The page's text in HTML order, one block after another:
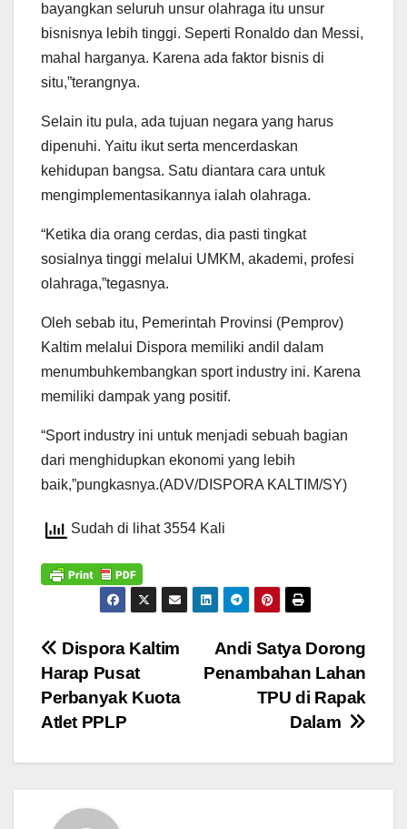
bayangkan seluruh unsur olahraga itu unsur
bisnisnya lebih tinggi. Seperti Ronaldo dan Messi,
mahal harganya. Karena ada faktor bisnis di
situ,”terangnya.
Selain itu pula, ada tujuan negara yang harus
dipenuhi. Yaitu ikut serta mencerdaskan
kehidupan bangsa. Satu diantara cara untuk
mengimplementasikannya ialah olahraga.
“Ketika dia orang cerdas, dia pasti tingkat
sosialnya tinggi melalui UMKM, akademi, profesi
olahraga,”tegasnya.
Oleh sebab itu, Pemerintah Provinsi (Pemprov)
Kaltim melalui Dispora memiliki andil dalam
menumbuhkembangkan sport industry ini. Karena
memiliki dampak yang positif.
“Sport industry ini untuk menjadi sebuah bagian
dari menghidupkan ekonomi yang lebih
baik,”pungkasnya.(ADV/DISPORA KALTIM/SY)
Sudah di lihat 3554 Kali
Navigasi
pos
Andi Satya Dorong
Penambahan Lahan
TPU di Rapak
Dalam
Dispora Kaltim
Harap Pusat
Perbanyak Kuota
Atlet PPLP